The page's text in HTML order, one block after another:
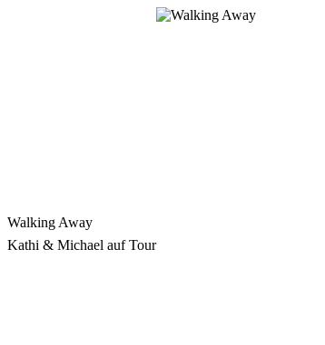
Walking Away
Kathi & Michael auf Tour